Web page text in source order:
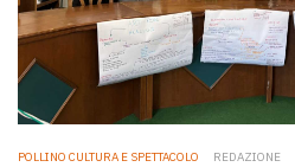
POLLINO CULTURA E SPETTACOLO REDAZIONE